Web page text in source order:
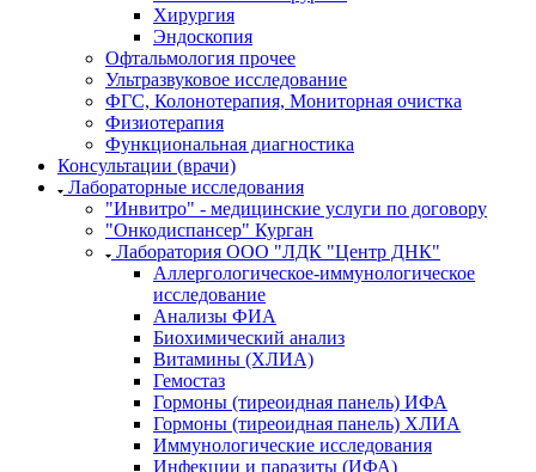
Хирургия
Эндоскопия
Офтальмология прочее
Ультразвуковое исследование
ФГС, Колонотерапия, Мониторная очистка
Физиотерапия
Функциональная диагностика
Консультации (врачи)
Лабораторные исследования
"Инвитро" - медицинские услуги по договору
"Онкодиспансер" Курган
Лаборатория ООО "ЛДК "Центр ДНК"
Аллергологическое-иммунологическое
исследование
Анализы ФИА
Биохимический анализ
Витамины (ХЛИА)
Гемостаз
Гормоны (тиреоидная панель) ИФА
Гормоны (тиреоидная панель) ХЛИА
Иммунологические исследования
Инфекции и паразиты (ИФА)